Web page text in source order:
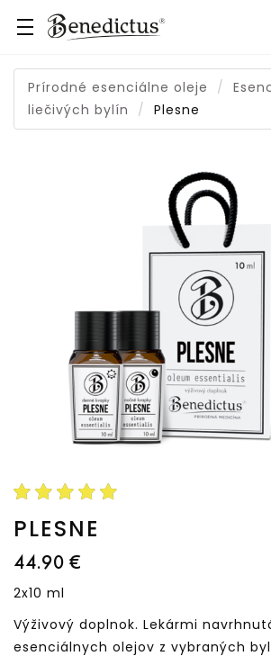
Prírodné esenciálne oleje
liečivých bylín
Plesne
PLESNE
44.90 €
2x10 ml
Výživový doplnok. Lekármi
esenciálnych olejov z vybraných